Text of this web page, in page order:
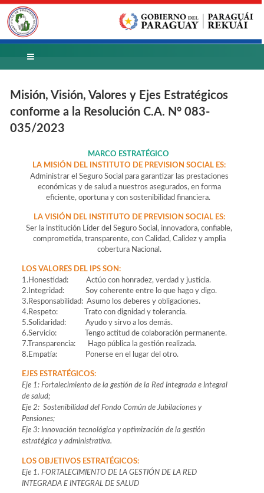
Misión, Visión, Valores y Ejes Estratégicos
conforme a la Resolución C.A. N° 083-
035/2023
MARCO ESTRATÉGICO
LA MISIÓN DEL INSTITUTO DE PREVISION SOCIAL ES:
Administrar el Seguro Social para garantizar las prestaciones
económicas y de salud a nuestros asegurados, en forma
eficiente, oportuna y con sostenibilidad financiera.
LA VISIÓN DEL INSTITUTO DE PREVISION SOCIAL ES:
Ser la institución Líder del Seguro Social, innovadora, confiable,
comprometida, transparente, con Calidad, Calidez y amplia
cobertura Nacional.
LOS VALORES DEL IPS SON:
1.Honestidad: Actúo con honradez, verdad y justicia.
2.Integridad: Soy coherente entre lo que hago y digo.
3.Responsabilidad: Asumo los deberes y obligaciones.
4.Respeto: Trato con dignidad y tolerancia.
5.Solidaridad: Ayudo y sirvo a los demás.
6.Servicio: Tengo actitud de colaboración permanente.
7.Transparencia: Hago pública la gestión realizada.
8.Empatía: Ponerse en el lugar del otro.
EJES ESTRATÉGICOS:
Eje 1: Fortalecimiento de la gestión de la Red Integrada e Integral
de salud;
Eje 2: Sostenibilidad del Fondo Común de Jubilaciones y
Pensiones;
Eje 3: Innovación tecnológica y optimización de la gestión
estratégica y administrativa.
LOS OBJETIVOS ESTRATÉGICOS:
Eje 1. FORTALECIMIENTO DE LA GESTIÓN DE LA RED
INTEGRADA E INTEGRAL DE SALUD